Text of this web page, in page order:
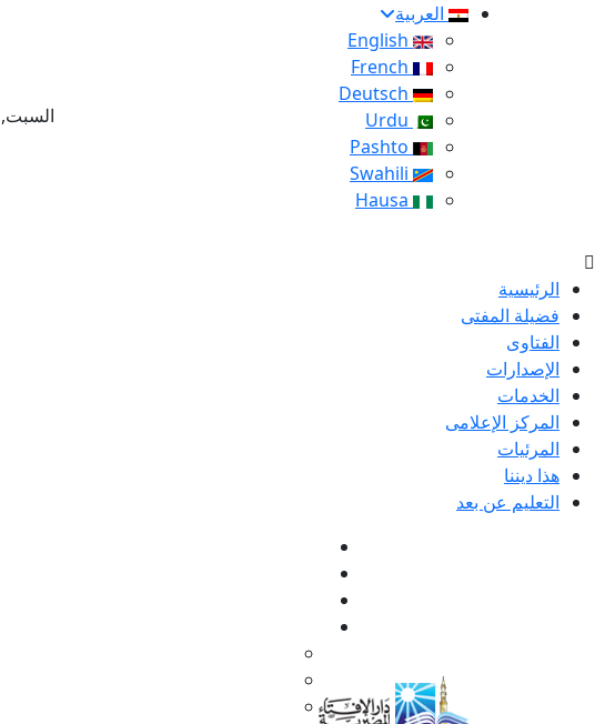
العربية
السبت, 08 أغسطس 2026 – 25 صفر 1448 هـ
الرئيسية
فضيلة المفتى
الفتاوى
الإصدارات
الخدمات
المركز الإعلامى
المرئيات
هذا ديننا
التعليم عن بعد